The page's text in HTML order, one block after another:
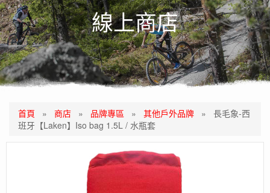
線上商店
首頁 » 商店 » 品牌專區 » 其他戶外品牌 » 長毛象-西
班牙【Laken】Iso bag 1.5L / 水瓶套